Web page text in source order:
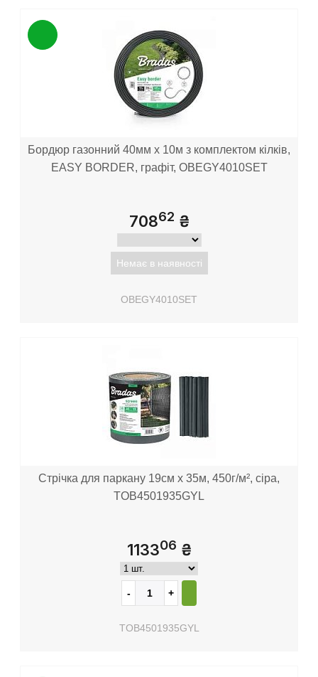
Бордюр газонний 40мм х 10м з комплектом кілків,
EASY BORDER, графіт, OBEGY4010SET
70862 ₴
Немає в наявності
OBEGY4010SET
Стрічка для паркану 19см x 35м, 450г/м², сіра,
TOB4501935GYL
113306 ₴
TOB4501935GYL